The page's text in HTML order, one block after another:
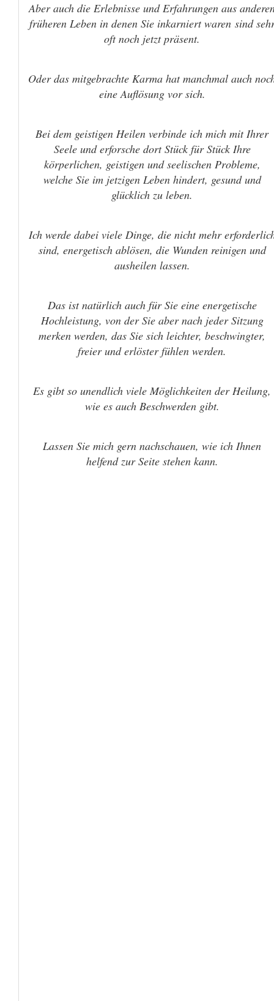
Aber auch die Erlebnisse und Erfahrungen aus
früheren Leben in denen Sie inkarniert waren sind
oft noch jetzt präsent.
Oder das mitgebrachte Karma hat manchmal auch
eine Auflösung vor sich.
Bei dem geistigen Heilen verbinde ich mich mit Ihrer
Seele und erforsche dort Stück für Stück Ihre
körperlichen, geistigen und seelischen Probleme,
welche Sie im jetzigen Leben hindert, gesund und
glücklich zu leben.
Ich werde dabei viele Dinge, die nicht mehr
sind, energetisch ablösen, die Wunden reinigen und
ausheilen lassen.
Das ist natürlich auch für Sie eine energetische
Hochleistung, von der Sie aber nach jeder Sitzung
merken werden, das Sie sich leichter, beschwingter,
freier und erlöster fühlen werden.
Es gibt so unendlich viele Möglichkeiten der Heilung,
wie es auch Beschwerden gibt.
Lassen Sie mich gern nachschauen, wie ich Ihnen
helfend zur Seite stehen kann.